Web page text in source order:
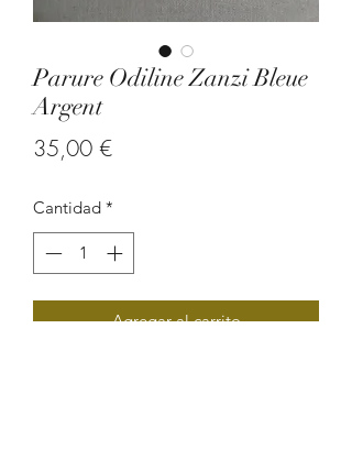
Parure Odiline Zanzi Bleue
Argent
35,00 €Precio
Cantidad *
Agregar al carrito